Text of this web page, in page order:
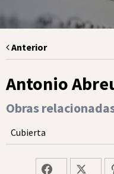
Anterior
Antonio
Obras
Cubierta